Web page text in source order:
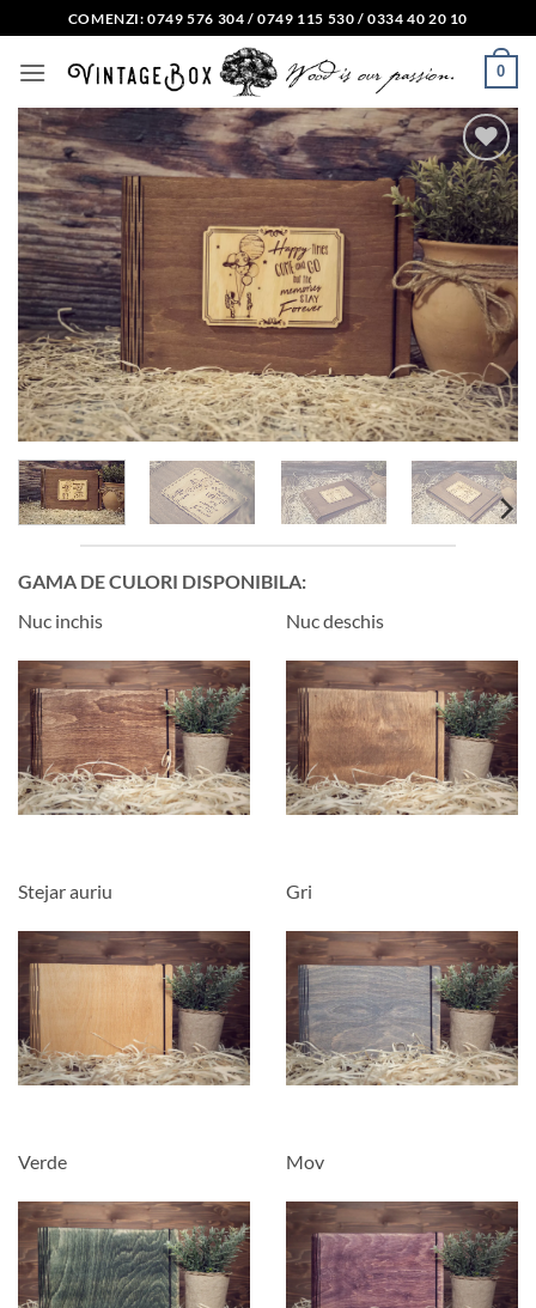
to
content
COMENZI: 0749 576 304 / 0749 115 530 / 0334 40 20 10
0
Adauga
in lista
de
dorinte
GAMA DE CULORI DISPONIBILA:
Nuc inchis
Nuc deschis
Stejar auriu Gri
Verde Mov